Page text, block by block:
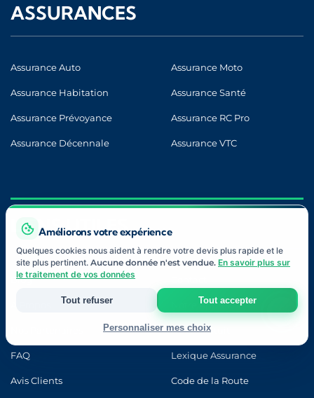
ASSURANCES
Assurance Auto Assurance Moto
Assurance Habitation Assurance Santé
Assurance Prévoyance Assurance RC Pro
Assurance Décennale Assurance VTC
LIENS UTILES
Blog
Notre Approche
Devis Gratuit
FAQ Lexique Assurance
Avis Clients Code de la Route
Améliorons votre expérience
Quelques cookies nous aident à rendre votre devis plus rapide et le
site plus pertinent. Aucune donnée n'est vendue. En savoir plus sur
le traitement de vos données
Tout refuser Tout accepter
Personnaliser mes choix
Strictement nécessaires